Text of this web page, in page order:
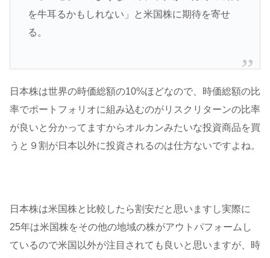
を牛耳るかもしれない」と米国株に期待を寄せ
る。
日本株は世界の時価総額の10%ほどなので、時価総額の比
率でポートフォリオに組み込むのがリスクリターンの比率
が良いと分かってますからオルカンみたいな投資商品を買
うと９割が日本以外に投資されるのは仕方ないですよね。
日本株は米国株と比較したら割安だと思いますし実際に
25年は米国株をその他の地域の株がアウトパフォームし
ているので米国以外が注目されても良いと思いますが、時